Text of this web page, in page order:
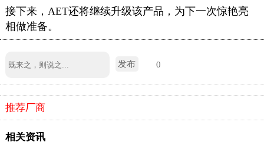
接下来，AET还将继续升级该产品，为下一次惊艳亮
相做准备。
发布 0
推荐厂商
相关资讯